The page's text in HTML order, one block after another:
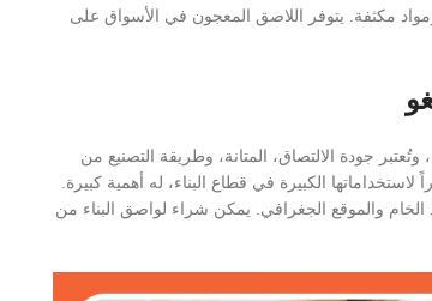
مكثفة. يتوفر اللاصق المعجون في الأسواق على
جودة الالتصاق، المتانة، وطريقة التصنيع من
الكبيرة في قطاع البناء، له أهمية كبيرة.
والموقع الجغرافي. يمكن شراء لواصق البناء من